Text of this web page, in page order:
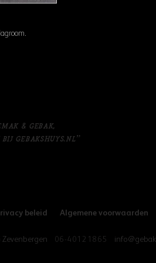
& gebak,
Gebakshuys.nl”
beleid Algemene voorwaarden
Zevenbergen 06-40121865 info@geba